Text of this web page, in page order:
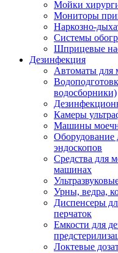
Мойки
Мониторы
Наркозно-
Системы
Шприцевые
Дезинфекция
Автоматы для
водосборники)
Камеры
Машины
Оборудование
эндоскопов
Средства для
машинах
Урны, ведра,
Диспенсеры
перчаток
Емкости для
Локтевые